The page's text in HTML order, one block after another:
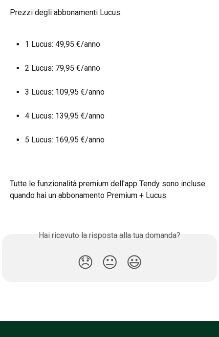
Prezzi degli abbonamenti Lucus:
1 Lucus: 49,95 €/anno
2 Lucus: 79,95 €/anno
3 Lucus: 109,95 €/anno
4 Lucus: 139,95 €/anno
5 Lucus: 169,95 €/anno
Tutte le funzionalità premium dell'app Tendy sono incluse
quando hai un abbonamento Premium + Lucus.
Hai ricevuto la risposta alla tua domanda?
😞 😐 😃